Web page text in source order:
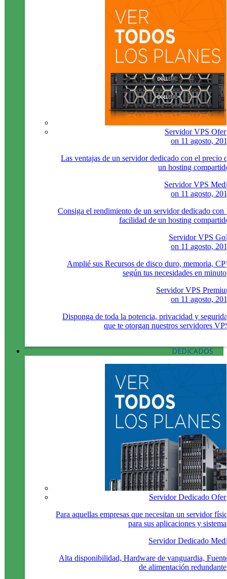
Servidor VPS
on 11 agosto,
Las ventajas de un servidor dedicado con el precio
un hosting
Servidor VPS
on 11 agosto,
Consiga el rendimiento de un servidor dedicado con
facilidad de un hosting
Servidor VPS
on 11 agosto,
Amplié sus Recursos de disco duro, memoria,
según tus necesidades en
Servidor VPS
on 11 agosto,
Disponga de toda la potencia, privacidad y
que te otorgan nuestros servidores
DEDICADOS
Servidor Dedicado
Para aquellas empresas que necesitan un servidor
para sus aplicaciones y
Servidor Dedicado
Alta disponibilidad, Hardware de vanguardia,
de alimentación